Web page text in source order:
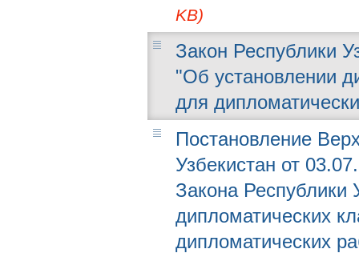
KB)
Закон Республики
"Об установлении
для
Постановление
Узбекистан от
Закона Республики
дипломатических
дипломатических